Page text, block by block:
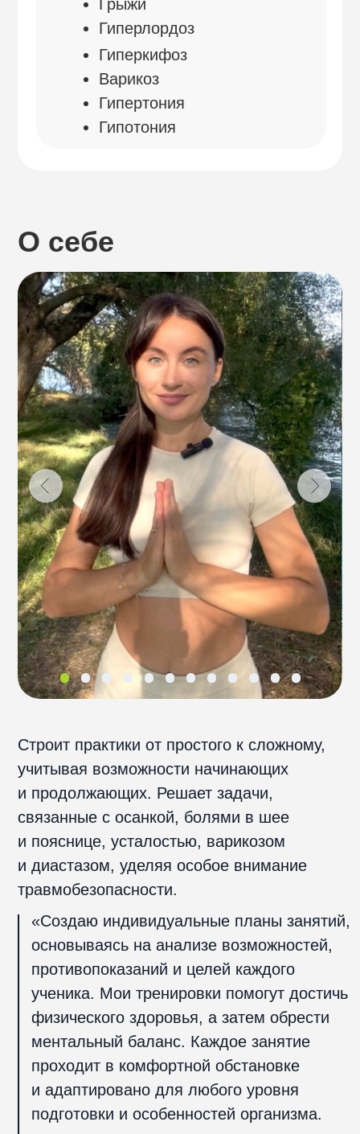
Строит практики от простого к сложному,
учитывая возможности начинающих
и продолжающих. Решает задачи,
связанные с осанкой, болями в шее
и пояснице, усталостью, варикозом
и диастазом, уделяя особое внимание
травмобезопасности.
«Создаю индивидуальные планы занятий,
основываясь на анализе возможностей,
противопоказаний и целей каждого
ученика. Мои тренировки помогут достичь
физического здоровья, а затем обрести
ментальный баланс. Каждое занятие
проходит в комфортной обстановке
и адаптировано для любого уровня
подготовки и особенностей организма.
Практика йоги со мной — это возможность
на время остановиться, сделать паузу
и сосредоточиться на себе. Через
движение, дыхание и медитации помогу
вам снять физическое и эмоциональное
напряжение. Постепенно вы начнёте
лучше чувствовать своё тело, открывать
новые грани себя и находить гармонию
в жизни.» —Диана
Диплом Академии Йоги —
преподаватель хатха-йоги, 2023 г.
Сертификат Международного
Альянса Йоги — преподаватель
хатха-йоги (475 часов), 2023 г.
Удостоверение Учебного центра
«Академия Безопасности» —
«Оказание первой помощи
пострадавшим (для работников
сферы физической культуры и
спорта)», 2024 г.